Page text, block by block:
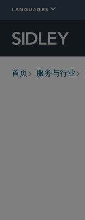
LANGUAGES
breadcrumbs
首页 服务与行业